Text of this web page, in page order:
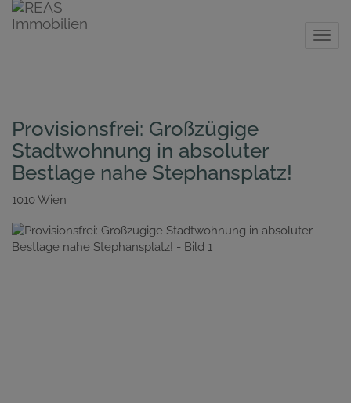
Provisionsfrei: Großzügige
Stadtwohnung in absoluter
Bestlage nahe Stephansplatz!
1010 Wien